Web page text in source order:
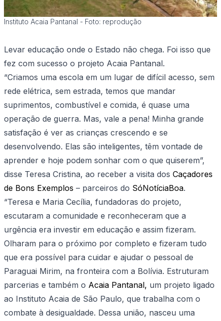
Instituto Acaia Pantanal - Foto: reprodução
Levar educação onde o Estado não chega. Foi isso que
fez com sucesso o projeto Acaia Pantanal.
“Criamos uma escola em um lugar de difícil acesso, sem
rede elétrica, sem estrada, temos que mandar
suprimentos, combustível e comida, é quase uma
operação de guerra. Mas, vale a pena! Minha grande
satisfação é ver as crianças crescendo e se
desenvolvendo. Elas são inteligentes, têm vontade de
aprender e hoje podem sonhar com o que quiserem”,
disse Teresa Cristina, ao receber a visita dos Caçadores
de Bons Exemplos – parceiros do SóNotíciaBoa.
“Teresa e Maria Cecília, fundadoras do projeto,
escutaram a comunidade e reconheceram que a
urgência era investir em educação e assim fizeram.
Olharam para o próximo por completo e fizeram tudo
que era possível para cuidar e ajudar o pessoal de
Paraguai Mirim, na fronteira com a Bolívia. Estruturam
parcerias e também o Acaia Pantanal, um projeto ligado
ao Instituto Acaia de São Paulo, que trabalha com o
combate à desigualdade. Dessa união, nasceu uma